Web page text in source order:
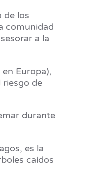
de los
comunidad
a la
Europa),
riesgo de
durante
es la
caídos